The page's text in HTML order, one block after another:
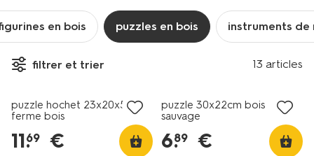
en bois puzzles en bois instruments de
filtrer et trier 13 articles
puzzle hochet 23x20x5cm
ferme bois
11.
69 €
puzzle 30x22cm bois
sauvage
6.
89 €